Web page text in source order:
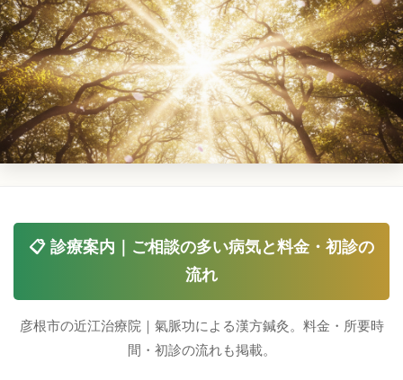
📋 診療案内｜ご相談の多い病気と料金・初診の
流れ
彦根市の近江治療院｜氣脈功による漢方鍼灸。料金・所要時
間・初診の流れも掲載。